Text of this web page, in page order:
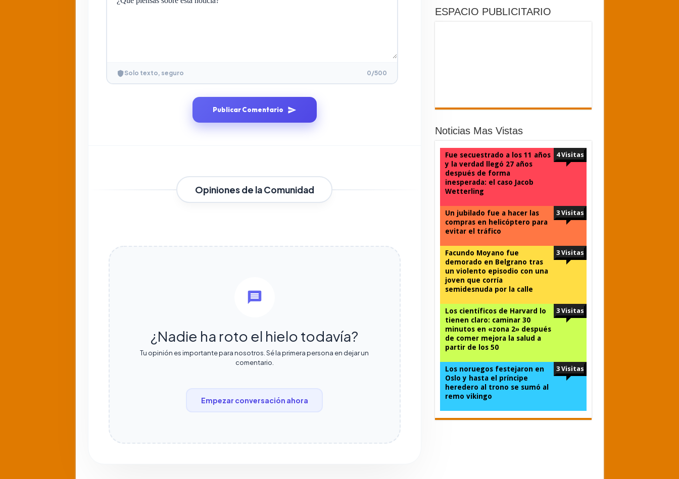
Solo texto, seguro 0/500
Publicar Comentario
Opiniones de la Comunidad
¿Nadie ha roto el hielo todavía?
Tu opinión es importante para nosotros. Sé la primera persona en dejar un
comentario.
Empezar conversación ahora
ESPACIO PUBLICITARIO
Noticias Mas Vistas
Fue secuestrado a los 11 años
y la verdad llegó 27 años
después de forma
inesperada: el caso Jacob
Wetterling
4 Visitas
Un jubilado fue a hacer las
compras en helicóptero para
evitar el tráfico
3 Visitas
Facundo Moyano fue
demorado en Belgrano tras
un violento episodio con una
joven que corría
semidesnuda por la calle
3 Visitas
Los científicos de Harvard lo
tienen claro: caminar 30
minutos en «zona 2» después
de comer mejora la salud a
partir de los 50
3 Visitas
Los noruegos festejaron en
Oslo y hasta el príncipe
heredero al trono se sumó al
remo vikingo
3 Visitas